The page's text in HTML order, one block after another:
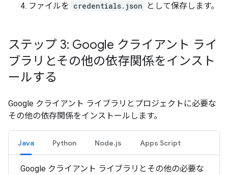
ファイルを credentials.json として保存します。
ステップ 3: Google クライアント ライ
ブラリとその他の依存関係をインスト
ールする
Google クライアント ライブラリとプロジェクトに必要な
その他の依存関係をインストールします。
Java Python Node.js Apps Script
Google クライアント ライブラリとその他の必要な